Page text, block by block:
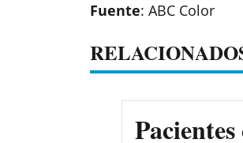
Fuente: ABC Color